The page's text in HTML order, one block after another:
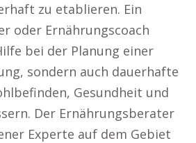
zu etablieren. Ein
oder Ernährungscoach
bei der Planung einer
sondern auch dauerhafte
Gesundheit und
Der Ernährungsberater
Experte auf dem Gebiet